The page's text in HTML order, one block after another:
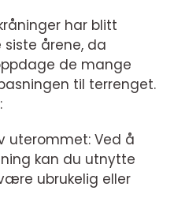
har blitt
årene, da
de mange
til terrenget.
uterommet: Ved å
kan du utnytte
ubrukelig eller